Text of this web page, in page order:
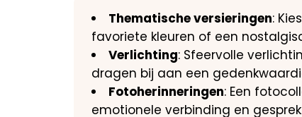
Thematische versieringen:
favoriete kleuren of een
Verlichting: Sfeervolle
dragen bij aan een
Fotoherinneringen: Een
emotionele verbinding en